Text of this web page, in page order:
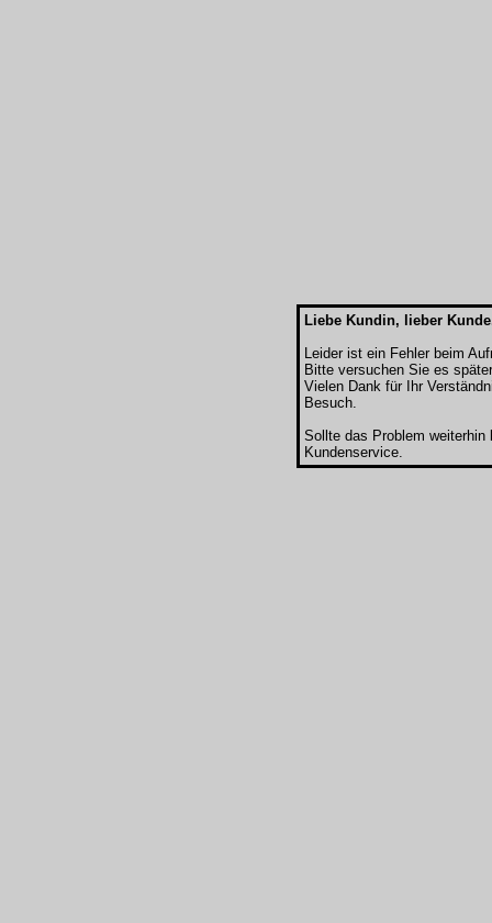
Liebe Kundin, lieber
Leider ist ein Fehler beim
Bitte versuchen Sie es
Vielen Dank für Ihr
Besuch.
Sollte das Problem
Kundenservice.